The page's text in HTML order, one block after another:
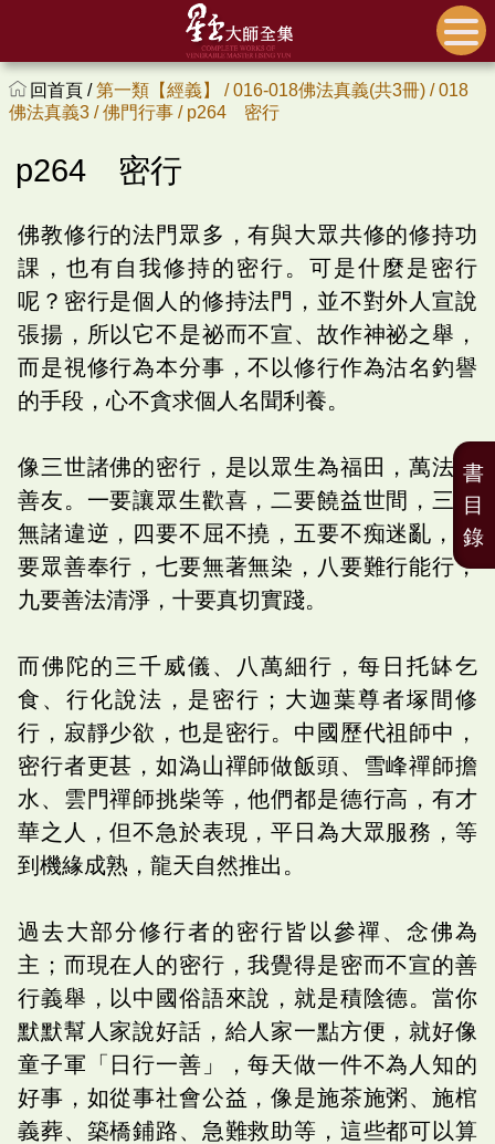
回首頁 /第一類【經義】 /016-018佛法真義(共3冊) /018
佛法真義3 /佛門行事 / p264 密行
p264 密行
佛教修行的法門眾多，有與大眾共修的修持功
課，也有自我修持的密行。可是什麼是密行
呢？密行是個人的修持法門，並不對外人宣說
張揚，所以它不是祕而不宣、故作神祕之舉，
而是視修行為本分事，不以修行作為沽名釣譽
的手段，心不貪求個人名聞利養。
像三世諸佛的密行，是以眾生為福田，萬法為
善友。一要讓眾生歡喜，二要饒益世間，三要
無諸違逆，四要不屈不撓，五要不痴迷亂，六
要眾善奉行，七要無著無染，八要難行能行，
九要善法清淨，十要真切實踐。
而佛陀的三千威儀、八萬細行，每日托缽乞
食、行化說法，是密行；大迦葉尊者塚間修
行，寂靜少欲，也是密行。中國歷代祖師中，
密行者更甚，如溈山禪師做飯頭、雪峰禪師擔
水、雲門禪師挑柴等，他們都是德行高，有才
華之人，但不急於表現，平日為大眾服務，等
到機緣成熟，龍天自然推出。
過去大部分修行者的密行皆以參禪、念佛為
主；而現在人的密行，我覺得是密而不宣的善
行義舉，以中國俗語來說，就是積陰德。當你
默默幫人家說好話，給人家一點方便，就好像
童子軍「日行一善」，每天做一件不為人知的
好事，如從事社會公益，像是施茶施粥、施棺
義葬、築橋鋪路、急難救助等，這些都可以算
書
目
錄